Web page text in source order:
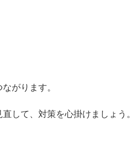
がります。
して、対策を心掛けましょう。